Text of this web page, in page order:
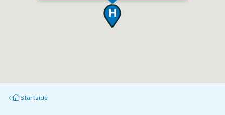
Startsida
Startsida